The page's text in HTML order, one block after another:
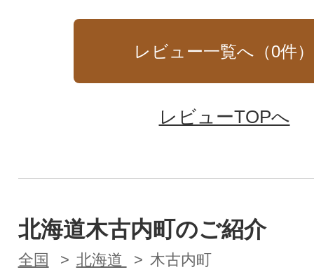
レビュー一覧へ（0件）
レビューTOPへ
北海道木古内町のご紹介
全国 北海道 木古内町